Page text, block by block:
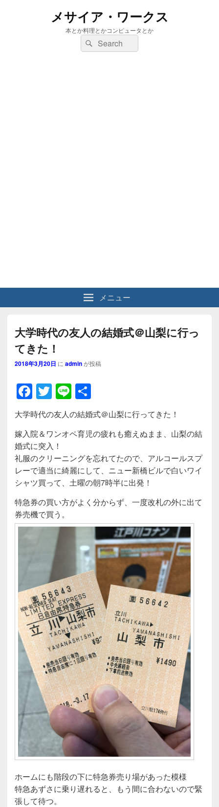
メサイア・ワークス
本とか料理とかコンピュータとか
検
索:
検
索
メニュー
大学時代の友人の結婚式＠山梨に行っ
てきた！
2018年3月20日 に adminが投稿
F
a
c
e
b
o
o
k
T
wi
tt
er
Li
n
e
有
大学時代の友人の結婚式＠山梨に行ってきた！
嫁入院＆ワンオペ育児の疲れも癒えぬまま、山梨の結
婚式に突入！
礼服のクリーニングを忘れてたので、アルコールスプ
レーで適当に綺麗にして、ニュー新橋ビルで白いワイ
シャツ買って、土曜の朝7時半に出発！
特急券の買い方がよく分からず、一度改札の外に出て
券売機で買う。
ホームにも階段の下に特急券売り場があった模様
特急あずさに乗り遅れると、もう間に合わないので緊
張して待つ。